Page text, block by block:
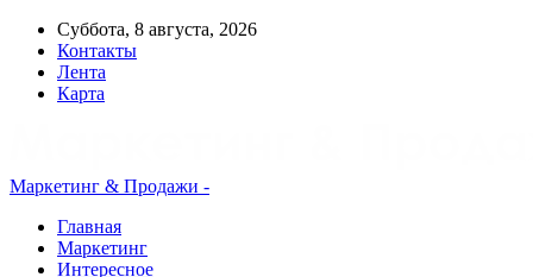
Суббота, 8 августа, 2026
Контакты
Лента
Карта
Маркетинг & Продажи -
Главная
Маркетинг
Интересное